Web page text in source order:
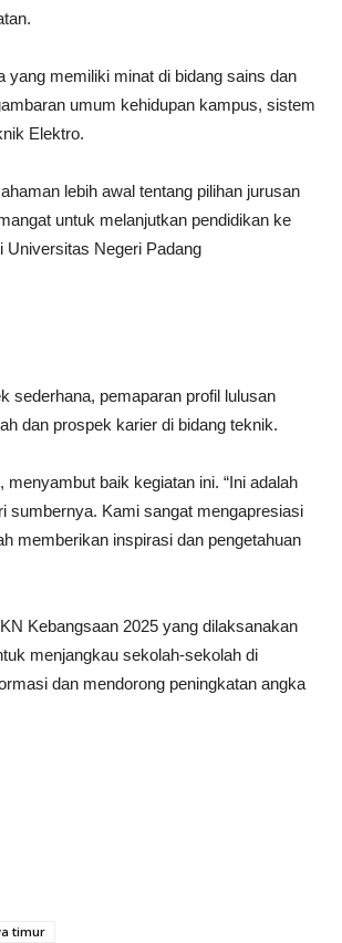
memiliki minat di bidang sains dan
umum kehidupan kampus, sistem
Elektro.
lebih awal tentang pilihan jurusan
untuk melanjutkan pendidikan ke
Universitas Negeri Padang
sederhana, pemaparan profil lulusan
dan prospek karier di bidang teknik.
baik kegiatan ini. “Ini adalah
sumbernya. Kami sangat mengapresiasi
memberikan inspirasi dan pengetahuan
Kebangsaan 2025 yang dilaksanakan
menjangkau sekolah-sekolah di
dan mendorong peningkatan angka
timur